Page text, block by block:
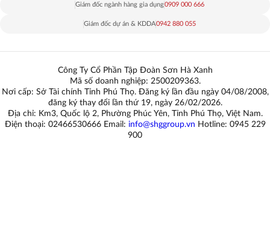
Giám đốc ngành hàng gia dụng0909 000 666
Giám đốc dự án & KDDA0942 880 055
Công Ty Cổ Phần Tập Đoàn Sơn Hà Xanh
Mã số doanh nghiệp: 2500209363.
Nơi cấp: Sở Tài chính Tỉnh Phú Thọ. Đăng ký lần đầu ngày 04/08/2008,
đăng ký thay đổi lần thứ 19, ngày 26/02/2026.
Địa chỉ: Km3, Quốc lộ 2, Phường Phúc Yên, Tỉnh Phú Thọ, Việt Nam.
Điện thoại: 02466530666 Email: info@shggroup.vn Hotline: 0945 229
900